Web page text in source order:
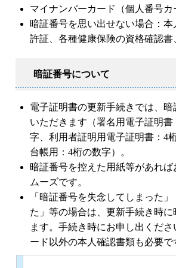
マイナンバーカード（個人番号カ
暗証番号を思い出せない場合：
許証、各種健康保険の資格確認書
暗証番号について
電子証明書の更新手続きでは、
いただきます（署名用電子証明書
字、利用者証明用電子証明書：4
台帳用：4桁の数字）。
暗証番号を控えた用紙等があれ
ムーズです。
「暗証番号を失念してしまった
た」等の場合は、更新手続き時
ます。手続き時にお申し出くだ
ード以外の本人確認書類も必要で